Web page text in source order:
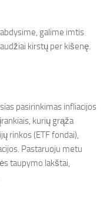
galime imtis
kirstų per kišenę.
pasirinkimas infliacijos
kurių grąža
rinkos (ETF fondai),
Pastaruoju metu
taupymo lakštai,